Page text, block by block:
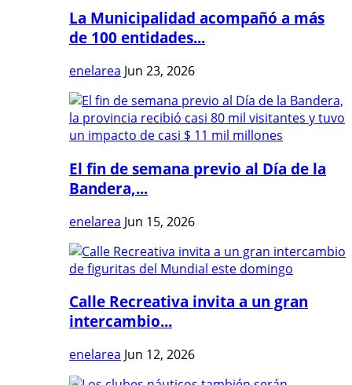
La Municipalidad acompañó a más
de 100 entidades...
enelarea Jun 23, 2026
El fin de semana previo al Día de la
Bandera,...
enelarea Jun 15, 2026
Calle Recreativa invita a un gran
intercambio...
enelarea Jun 12, 2026